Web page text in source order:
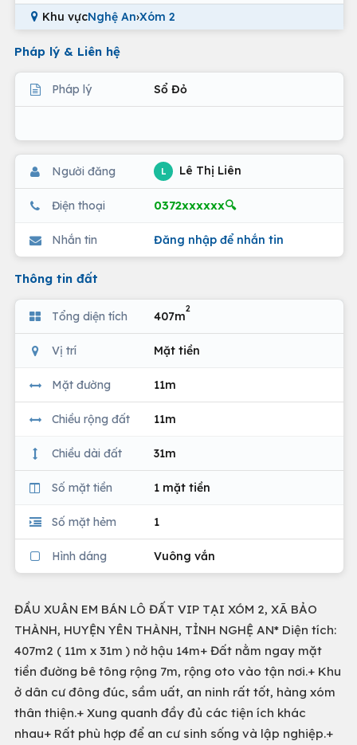
Khu vựcNghệ An›Xóm 2
Pháp lý & Liên hệ
Pháp lý Sổ Đỏ
Người đăng L Lê Thị Liên
Điện thoại 0372xxxxxx🔍
Nhắn tin Đăng nhập để nhắn tin
Thông tin đất
Tổng diện tích 407m
2
Vị trí Mặt tiền
Mặt đường 11m
Chiều rộng đất 11m
Chiều dài đất 31m
Số mặt tiền 1 mặt tiền
Số mặt hẻm 1
Hình dáng Vuông vắn
ĐẦU XUÂN EM BÁN LÔ ĐẤT VIP TẠI XÓM 2, XÃ BẢO
THÀNH, HUYỆN YÊN THÀNH, TỈNH NGHỆ AN* Diện tích:
407m2 ( 11m x 31m ) nở hậu 14m+ Đất nằm ngay mặt
tiền đường bê tông rộng 7m, rộng oto vào tận nơi.+ Khu
ở dân cư đông đúc, sầm uất, an ninh rất tốt, hàng xóm
thân thiện.+ Xung quanh đầy đủ các tiện ích khác
nhau+ Rất phù hợp để an cư sinh sống và lập nghiệp.+